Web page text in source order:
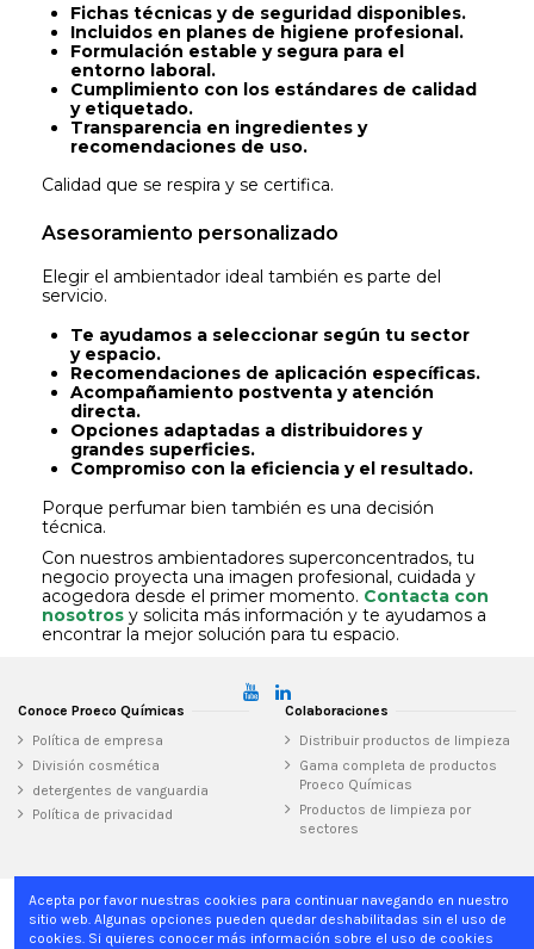
Fichas técnicas y de seguridad disponibles.
Incluidos en planes de higiene profesional.
Formulación estable y segura para el
entorno laboral.
Cumplimiento con los estándares de calidad
y etiquetado.
Transparencia en ingredientes y
recomendaciones de uso.
Calidad que se respira y se certifica.
Asesoramiento personalizado
Elegir el ambientador ideal también es parte del
servicio.
Te ayudamos a seleccionar según tu sector
y espacio.
Recomendaciones de aplicación específicas.
Acompañamiento postventa y atención
directa.
Opciones adaptadas a distribuidores y
grandes superficies.
Compromiso con la eficiencia y el resultado.
Porque perfumar bien también es una decisión
técnica.
Con nuestros ambientadores superconcentrados, tu
negocio proyecta una imagen profesional, cuidada y
acogedora desde el primer momento. Contacta con
nosotros y solicita más información y te ayudamos a
encontrar la mejor solución para tu espacio.
Conoce Proeco Químicas
Política de empresa
División cosmética
detergentes de vanguardia
Política de privacidad
Colaboraciones
Distribuir productos de limpieza
Gama completa de productos
Proeco Químicas
Productos de limpieza por
sectores
Inicio
Acepta por favor nuestras cookies para continuar navegando en nuestro
sitio web. Algunas opciones pueden quedar deshabilitadas sin el uso de
cookies. Si quieres conocer más información sobre el uso de cookies